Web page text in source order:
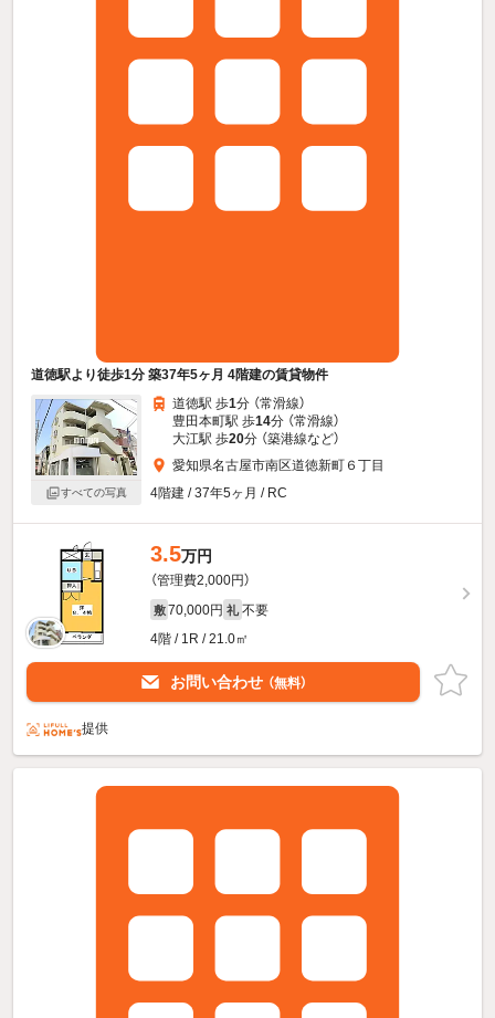
道徳駅より徒歩1分 築37年5ヶ月 4階建の賃貸物件
すべての写真
道徳駅 歩1分 （常滑線）
豊田本町駅 歩14分 （常滑線）
大江駅 歩20分 （築港線など）
愛知県名古屋市南区道徳新町６丁目
4階建 / 37年5ヶ月 / RC
3.5万円
（管理費2,000円）
敷 70,000円 礼 不要
4階 / 1R / 21.0㎡
お問い合わせ （無料）
提供